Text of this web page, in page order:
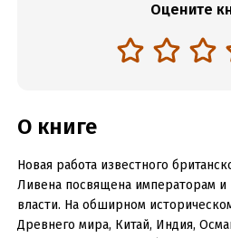
Оцените
О книге
Новая работа известного
Ливена посвящена императорам и
власти. На обширном
Древнего мира, Китай, Индия,